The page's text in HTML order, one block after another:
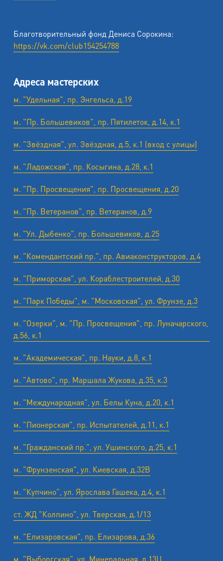
Благотворительный фонд Дениса Сорокина:
https://vk.com/club154254788
Адреса мастерских
м. "Удельная", пр. Энгельса, д.19
м. "Пр. Большевиков", пр. Пятилеток, д.14, к.1
м. "Звёздная", ул. Звёздная, д.5, к.1 (вход с улицы)
м. "Ладожская", пр. Косыгина, д.28, к.1
м. "Пр. Просвещения", пр. Просвещения, д.20
м. "Пр. Ветеранов", пр. Ветеранов, д.9
м. "Ул. Дыбенко", пр. Большевиков, д.25
м. "Комендантский пр.", пр. Авиаконструкторов, д.4
м. "Приморская", ул. Кораблестроителей, д.30
м. "Парк Победы", м. "Московская", ул. Фрунзе, д.3
м. "Озерки", м. "Пр. Просвещения", пр. Луначарского,
д.56, к.1
м. "Академическая", пр. Науки, д.8, к.1
м. "Автово", пр. Маршала Жукова, д.35, к.3
м. "Международная", ул. Белы Куна, д.20, к.1
м. "Пионерская", пр. Испытателей, д.11, к.1
м. "Гражданский пр.", ул. Ушинского, д.25, к.1
м. "Фрунзенская", ул. Киевская, д.32В
м. "Купчино", ул. Ярослава Гашека, д.4, к.1
ст. ЖД "Колпино", ул. Тверская, д.1/13
м. "Елизаровская", пр. Елизарова, д.36
м. "Выборгская", ул. Минеральная, д.13Ц